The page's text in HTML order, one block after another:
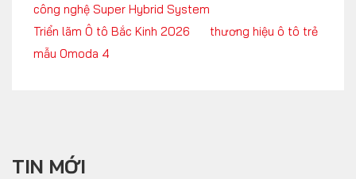
công nghệ Super Hybrid System
Triển lãm Ô tô Bắc Kinh 2026
thương hiệu ô tô trẻ
mẫu Omoda 4
TIN MỚI